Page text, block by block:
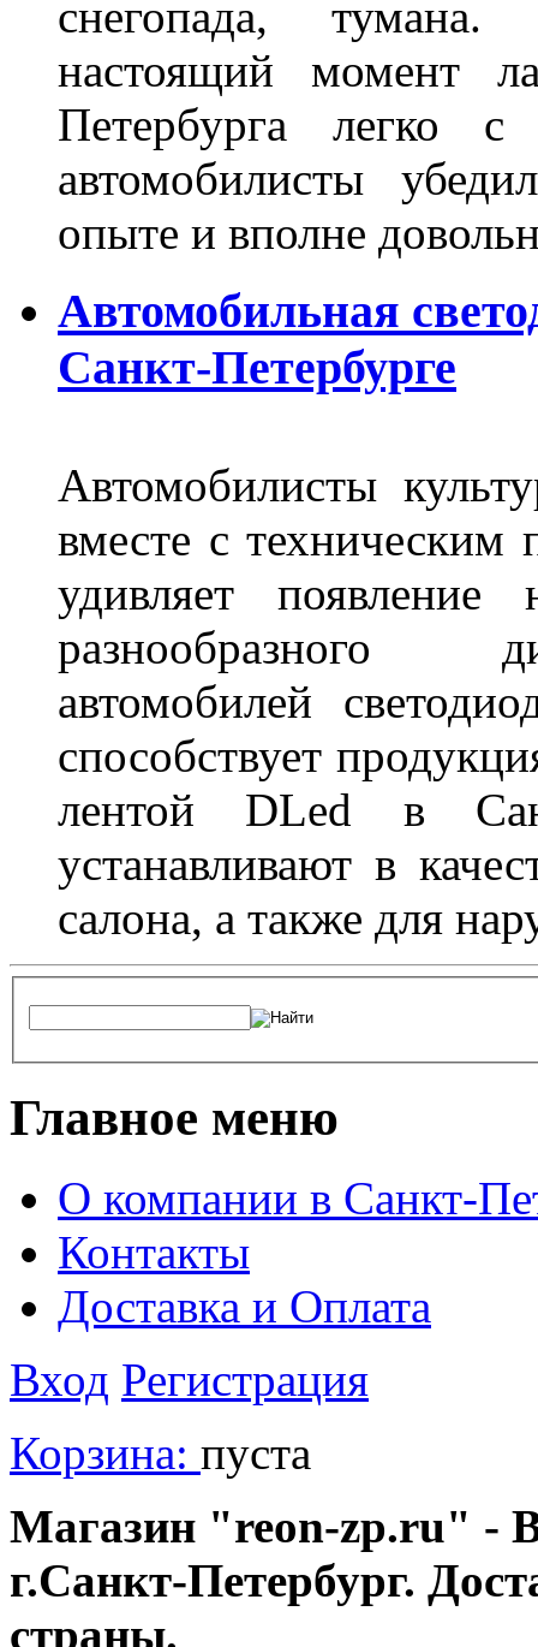
снегопада,
настоящий момент
Петербурга легко
автомобилисты
опыте и вполне
Автомобильная
Санкт-Петербурге
Автомобилисты
вместе с техническим
удивляет
разнообразного
автомобилей
способствует
лентой DLed в
устанавливают в
салона, а также для
Главное меню
О компании в Санкт-
Контакты
Доставка и Оплата
Вход Регистрация
Корзина: пуста
Магазин "reon-zp.ru" -
г.Санкт-Петербург.
страны.